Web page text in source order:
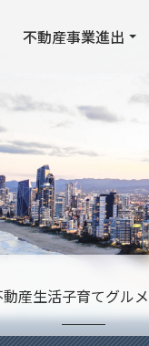
不動産事業進出
動産生活子育てグルメ